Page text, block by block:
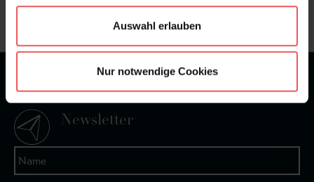
Auswahl erlauben
Nur notwendige Cookies
+49 (0)221 932 81 82
Newsletter